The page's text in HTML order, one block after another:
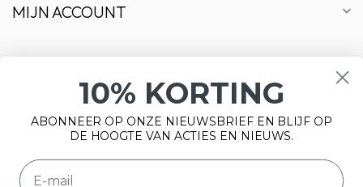
MIJN ACCOUNT
10% KORTING
ABONNEER OP ONZE NIEUWSBRIEF EN BLIJF OP
DE HOOGTE VAN ACTIES EN NIEUWS.